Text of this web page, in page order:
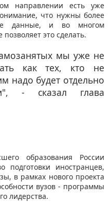
направлении есть уже
что нужны более
данные, и во многом
это сделать.
мы уже не
как тех, кто не
надо будет отдельно
- сказал глава
образования России
подготовки иностранцев,
в рамках нового проекта
вузов - программы
лидерства.